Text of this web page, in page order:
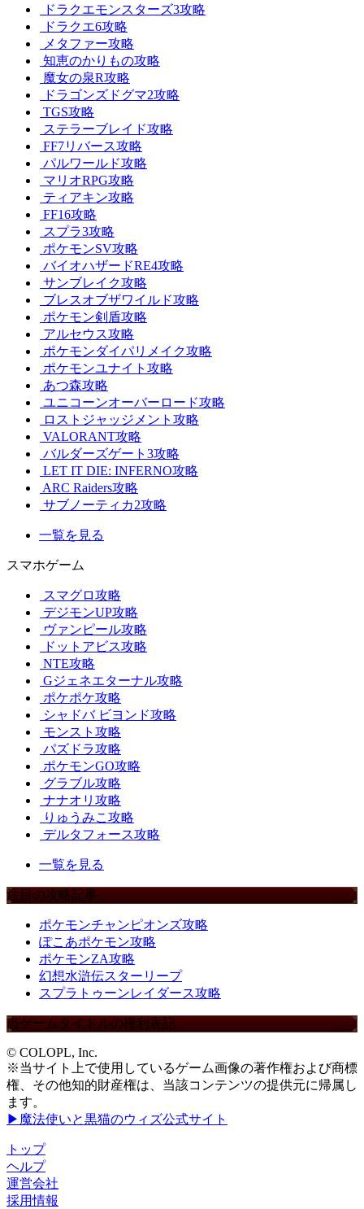
ドラクエモンスターズ3攻略
ドラクエ6攻略
メタファー攻略
知恵のかりもの攻略
魔女の泉R攻略
ドラゴンズドグマ2攻略
TGS攻略
ステラーブレイド攻略
FF7リバース攻略
パルワールド攻略
マリオRPG攻略
ティアキン攻略
FF16攻略
スプラ3攻略
ポケモンSV攻略
バイオハザードRE4攻略
サンブレイク攻略
ブレスオブザワイルド攻略
ポケモン剣盾攻略
アルセウス攻略
ポケモンダイパリメイク攻略
ポケモンユナイト攻略
あつ森攻略
ユニコーンオーバーロード攻略
ロストジャッジメント攻略
VALORANT攻略
バルダーズゲート3攻略
LET IT DIE: INFERNO攻略
ARC Raiders攻略
サブノーティカ2攻略
一覧を見る
スマホゲーム
スマグロ攻略
デジモンUP攻略
ヴァンピール攻略
ドットアビス攻略
NTE攻略
Gジェネエターナル攻略
ポケポケ攻略
シャドバ ビヨンド攻略
モンスト攻略
パズドラ攻略
ポケモンGO攻略
グラブル攻略
ナナオリ攻略
りゅうみこ攻略
デルタフォース攻略
一覧を見る
注目の攻略記事
ポケモンチャンピオンズ攻略
ぽこあポケモン攻略
ポケモンZA攻略
幻想水滸伝スターリープ
スプラトゥーンレイダース攻略
当ゲームタイトルの権利表記
© COLOPL, Inc.
※当サイト上で使用しているゲーム画像の著作権および商標
権、その他知的財産権は、当該コンテンツの提供元に帰属し
ます。
▶魔法使いと黒猫のウィズ公式サイト
トップ
ヘルプ
運営会社
採用情報